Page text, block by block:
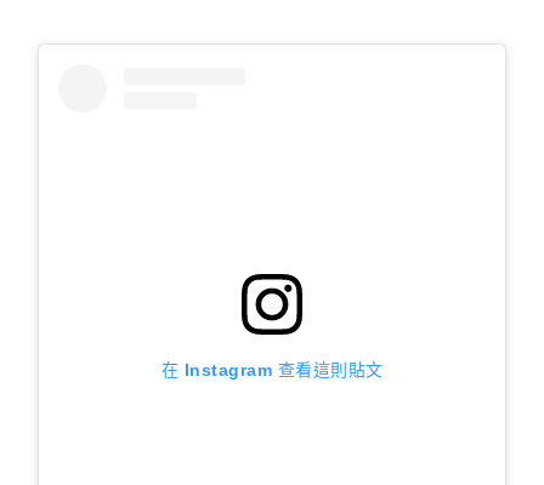
在 Instagram 查看這則貼文